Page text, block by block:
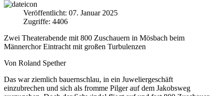
Veröffentlicht: 07. Januar 2025
Zugriffe: 4406
Zwei Theaterabende mit 800 Zuschauern in Mösbach beim
Männerchor Eintracht mit großen Turbulenzen
Von Roland Spether
Das war ziemlich bauernschlau, in ein Juweliergeschäft
einzubrechen und sich als fromme Pilger auf dem Jakobsweg